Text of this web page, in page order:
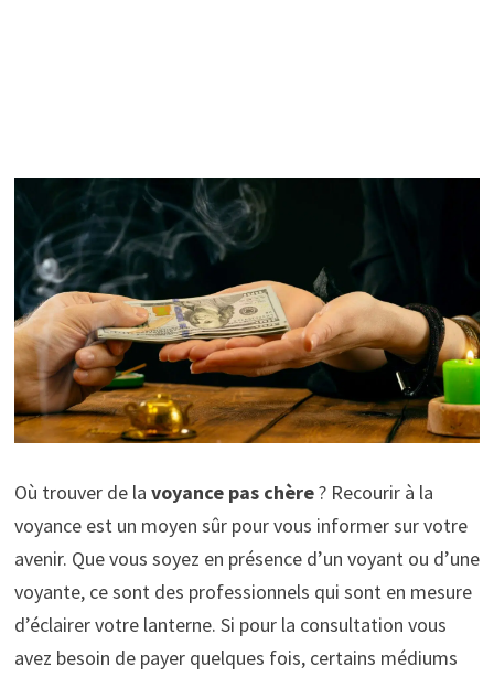
Où trouver de la voyance pas chère? Recourir à la
voyance est un moyen sûr pour vous informer sur votre
avenir. Que vous soyez en présence d’un voyant ou d’une
voyante, ce sont des professionnels qui sont en mesure
d’éclairer votre lanterne. Si pour la consultation vous
avez besoin de payer quelques fois, certains médiums